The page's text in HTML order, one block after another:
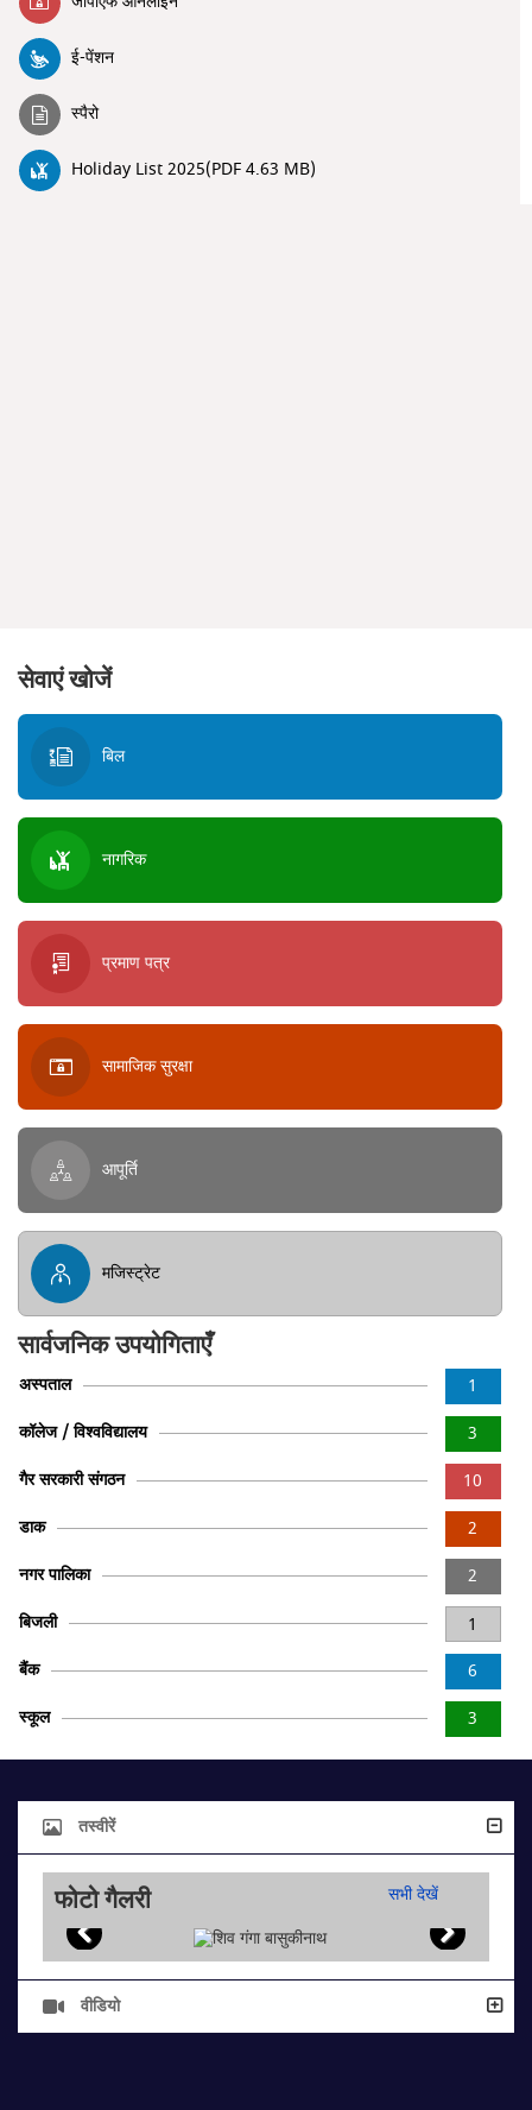
ई-पेंशन
स्पैरो
Holiday List 2025(PDF 4.63 MB)
सेवाएं खोजें
बिल
नागरिक
प्रमाण पत्र
सामाजिक सुरक्षा
आपूर्ति
मजिस्ट्रेट
सार्वजनिक उपयोगिताएँ
1
अस्पताल
3
कॉलेज / विश्वविद्यालय
10
गैर सरकारी संगठन
2
डाक
2
नगर पालिका
1
बिजली
6
बैंक
3
स्कूल
तस्वीरें
फोटो गैलरी सभी देखें
वीडियो